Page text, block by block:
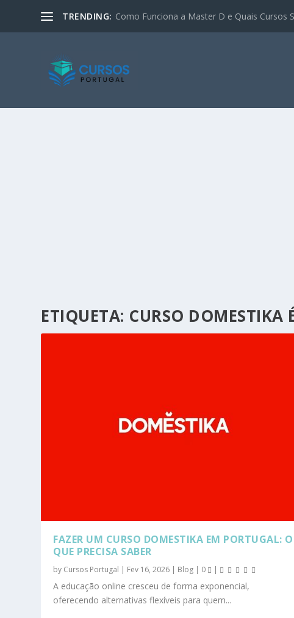
TRENDING: Como Funciona a Master D e Quais Cursos
ETIQUETA: CURSO DOMESTIKA
FAZER UM CURSO DOMESTIKA EM PORTUGAL: O
QUE PRECISA SABER
by Cursos Portugal | Fev 16, 2026 | Blog | 0 |
A educação online cresceu de forma exponencial,
oferecendo alternativas flexíveis para quem...